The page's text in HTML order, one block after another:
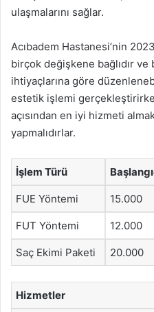
ulaşmalarını sağlar.
Acıbadem Hastanesi’nin
birçok değişkene bağlıdır ve
ihtiyaçlarına göre
estetik işlemi
açısından en iyi hizmeti
yapmalıdırlar.
İşlem Türü
FUE Yöntemi 15.000
FUT Yöntemi 12.000
Saç Ekimi Paketi 20.000
Hizmetler